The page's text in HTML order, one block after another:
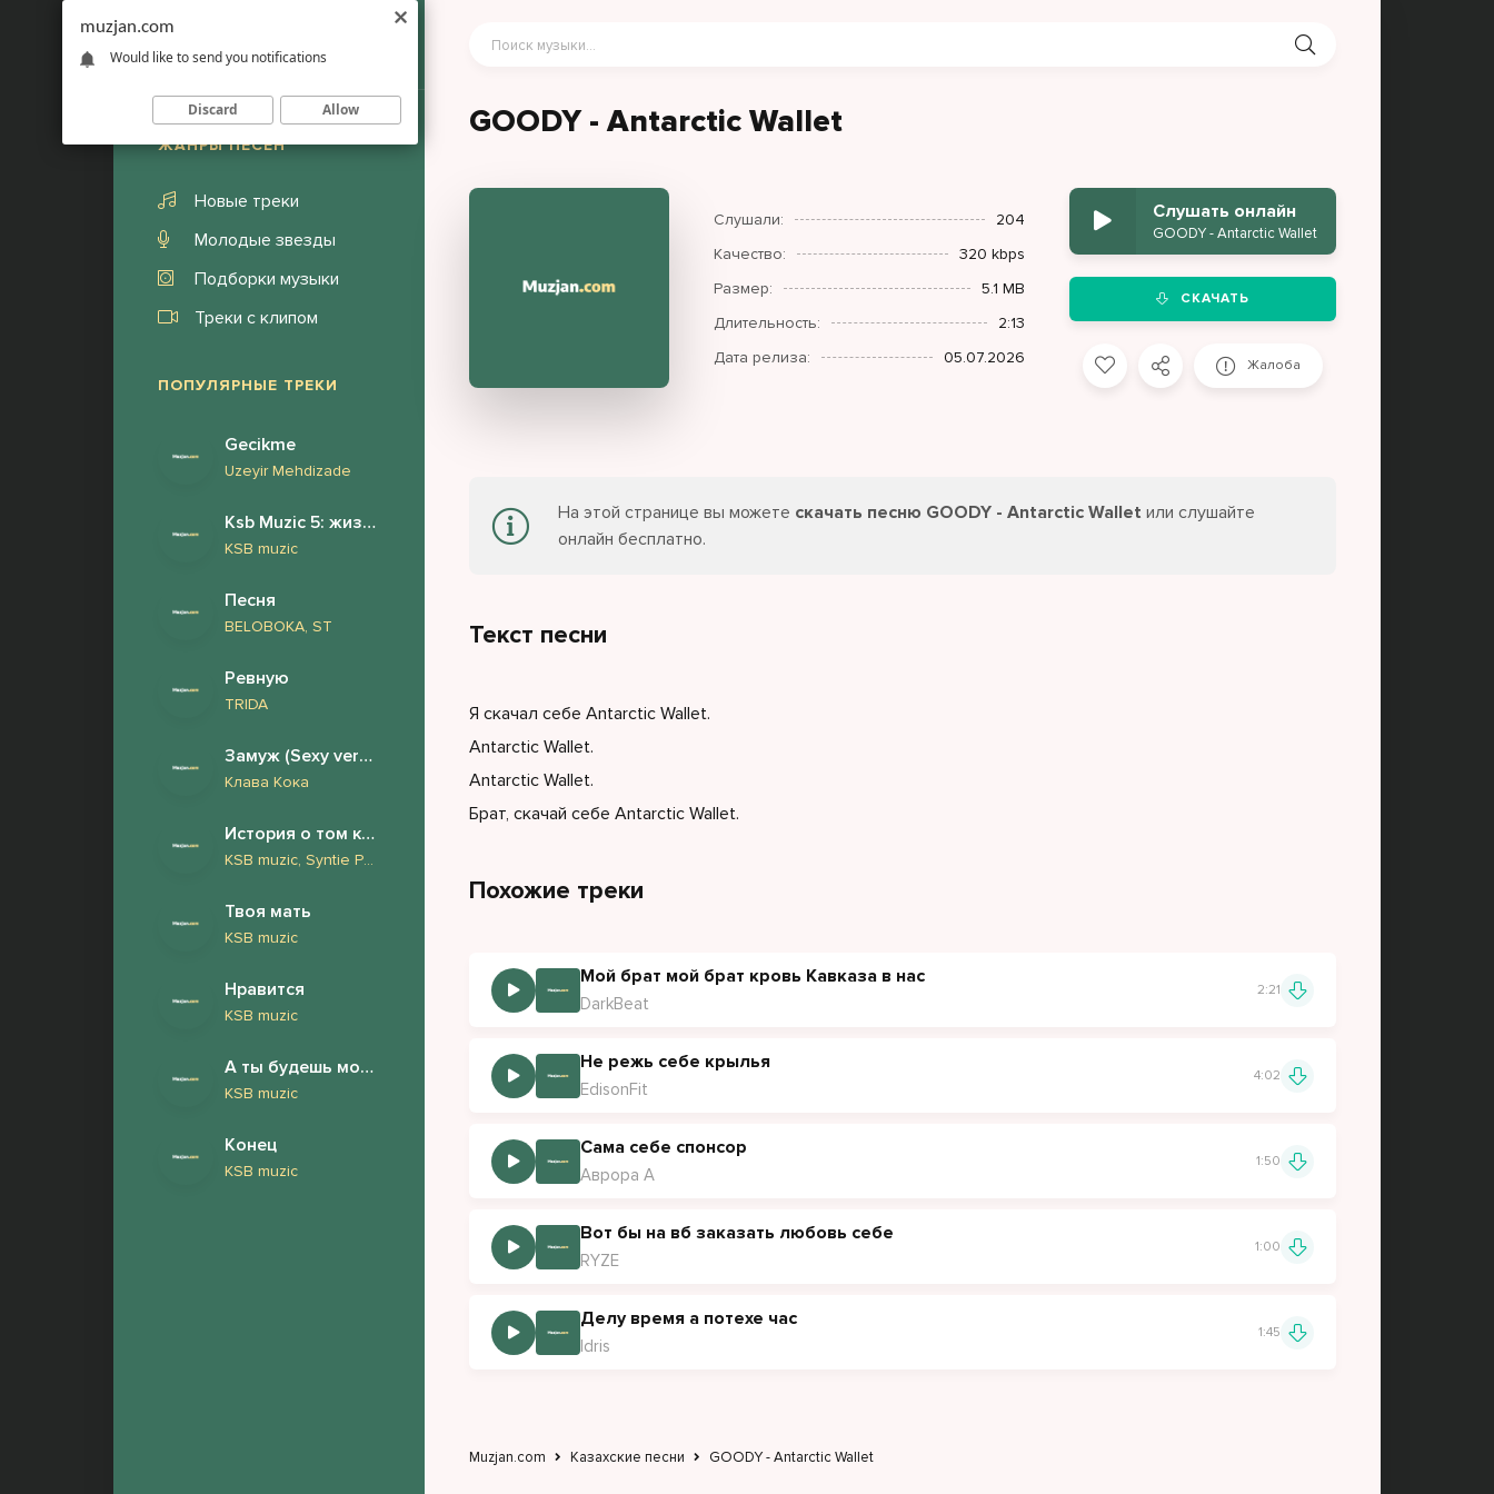
ЖАНРЫ ПЕСЕН
Новые треки
Молодые звезды
Подборки музыки
Треки с клипом
ПОПУЛЯРНЫЕ ТРЕКИ
Gecikme
Uzeyir Mehdizade
Ksb Muzic 5: жизнь и страдания Андрея Дементьева (Новый Альбом 2026)
KSB muzic
Песня
BELOBOKA, ST
Ревную
TRIDA
Замуж (Sexy version)
Клава Кока
История о том как у нашего барабанщика Андрея обнаружили фимоз и он сделал обрезание
KSB muzic, Syntie Punk
Твоя мать
KSB muzic
Нравится
KSB muzic
А ты будешь моей женой
KSB muzic
Конец
KSB muzic
GOODY - Antarctic Wallet
Слушали:
204
Качество:
320 kbps
Размер:
5.1 MB
Длительность:
2:13
Дата релиза:
05.07.2026
Слушать онлайн
GOODY - Antarctic Wallet
СКАЧАТЬ
Жалоба
На этой странице вы можете скачать песню GOODY - Antarctic Wallet или слушайте
онлайн бесплатно.
Текст песни
Я скачал себе Antarctic Wallet.
Antarctic Wallet.
Antarctic Wallet.
Брат, скачай себе Antarctic Wallet.
Похожие треки
Мой брат мой брат кровь Кавказа в нас
DarkBeat
2:21
Не режь себе крылья
EdisonFit
4:02
Сама себе спонсор
Аврора А
1:50
Вот бы на вб заказать любовь себе
RYZE
1:00
Делу время а потехе час
Idris
1:45
Muzjan.com Казахские песни GOODY - Antarctic Wallet
muzjan.com
Would like to send you notifications
Discard Allow